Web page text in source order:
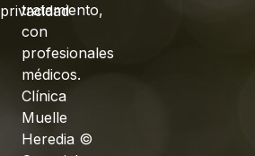
privacidad
tratamiento,
con
profesionales
médicos.
Clínica
Muelle
Heredia ©